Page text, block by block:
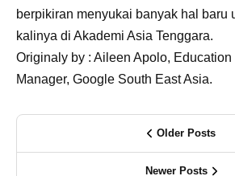
berpikiran menyukai banyak hal baru
kalinya di Akademi Asia Tenggara.
Originaly by : Aileen Apolo,
Manager, Google South East Asia.
Older Posts
Newer Posts